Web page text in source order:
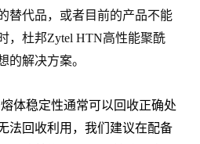
替代品，或者目前的产品不能
，杜邦Zytel HTN高性能聚酰
的解决方案。
体稳定性通常可以回收正确处
法回收利用，我们建议在配备